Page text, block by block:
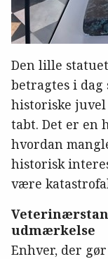
Den lille
betragtes i
historiske
tabt. Det er en
hvordan
historisk
være
udmærkelse
Enhver, der